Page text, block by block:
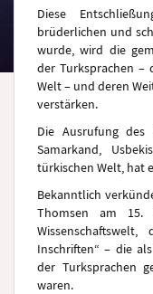
Diese
brüderlichen und
wurde, wird die
der Turksprachen –
Welt – und deren
verstärken.
Die Ausrufung des
Samarkand,
türkischen Welt, hat
Bekanntlich
Thomsen am 15.
Inschriften“ – die
der Turksprachen
waren.